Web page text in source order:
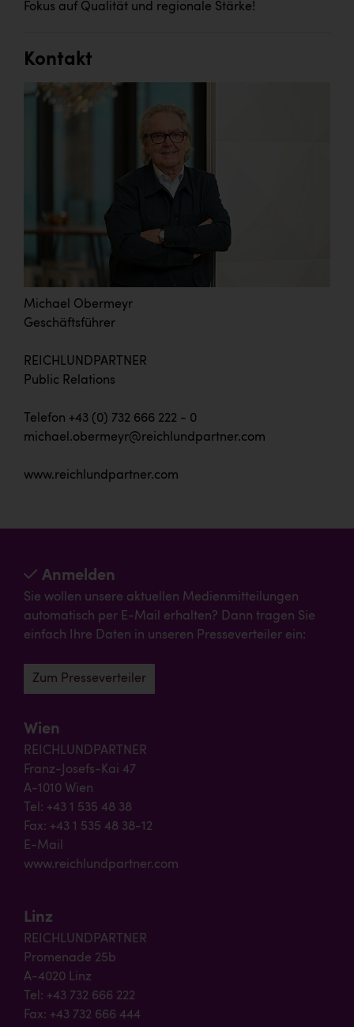
Fokus auf Qualität und regionale Stärke!
Kontakt
Michael Obermeyr
Geschäftsführer
REICHLUNDPARTNER
Public Relations
Telefon +43 (0) 732 666 222 - 0
michael.obermeyr@reichlundpartner.com
www.reichlundpartner.com
Anmelden
Sie wollen unsere aktuellen Medienmitteilungen
automatisch per E-Mail erhalten? Dann tragen Sie
einfach Ihre Daten in unseren Presseverteiler ein:
Zum Presseverteiler
Wien
REICHLUNDPARTNER
Franz-Josefs-Kai 47
A-1010 Wien
Tel: +43 1 535 48 38
Fax: +43 1 535 48 38-12
E-Mail
www.reichlundpartner.com
Linz
REICHLUNDPARTNER
Promenade 25b
A-4020 Linz
Tel: +43 732 666 222
Fax: +43 732 666 444